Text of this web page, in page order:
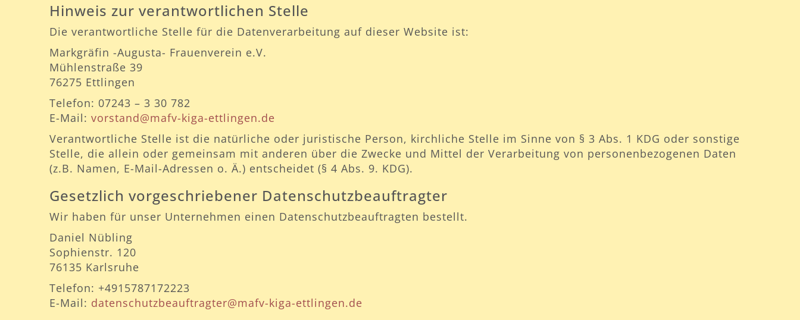
Hinweis zur verantwortlichen Stelle
Die verantwortliche Stelle für die Datenverarbeitung auf dieser Website ist:
Markgräfin -Augusta- Frauenverein e.V.
Mühlenstraße 39
76275 Ettlingen
Telefon: 07243 – 3 30 782
E-Mail: vorstand@mafv-kiga-ettlingen.de
Verantwortliche Stelle ist die natürliche oder juristische Person, kirchliche Stelle im Sinne von § 3 Abs. 1 KDG oder sonstige
Stelle, die allein oder gemeinsam mit anderen über die Zwecke und Mittel der Verarbeitung von personenbezogenen Daten
(z.B. Namen, E-Mail-Adressen o. Ä.) entscheidet (§ 4 Abs. 9. KDG).
Gesetzlich vorgeschriebener Datenschutzbeauftragter
Wir haben für unser Unternehmen einen Datenschutzbeauftragten bestellt.
Daniel Nübling
Sophienstr. 120
76135 Karlsruhe
Telefon: +4915787172223
E-Mail: datenschutzbeauftragter@mafv-kiga-ettlingen.de